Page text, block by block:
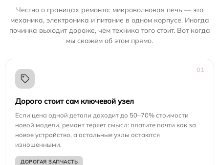
Честно о границах ремонта: микроволновая печь — это
механика, электроника и питание в одном корпусе. Иногда
починка выходит дороже, чем техника того стоит. Вот когда
мы скажем об этом прямо.
01
Дорого стоит сам ключевой узел
Если цена одной детали доходит до 50–70% стоимости
новой модели, ремонт теряет смысл: платите почти как за
новое устройство, а остальные узлы остаются
изношенными.
ДОРОГАЯ ЗАПЧАСТЬ